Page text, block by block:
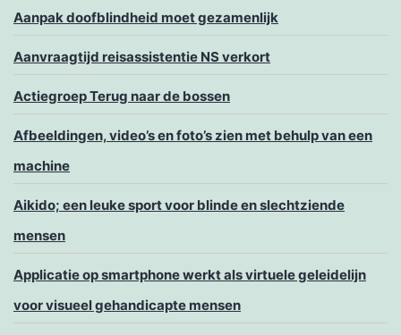
Aanpak doofblindheid moet gezamenlijk
Aanvraagtijd reisassistentie NS verkort
Actiegroep Terug naar de bossen
Afbeeldingen, video’s en foto’s zien met behulp van een
machine
Aikido; een leuke sport voor blinde en slechtziende
mensen
Applicatie op smartphone werkt als virtuele geleidelijn
voor visueel gehandicapte mensen